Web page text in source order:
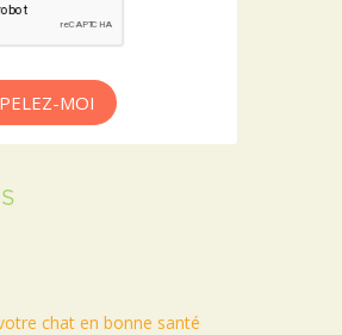
MOI
chat en bonne santé